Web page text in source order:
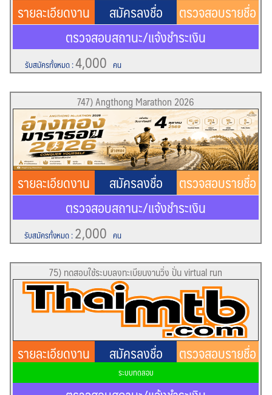
รายละเอียดงาน สมัครลงชื่อ
ตรวจสอบรายชื่อ
ตรวจสอบสถานะ/แจ้งชำระเงิน
รับสมัครทั้งหมด:4,000 คน
747) Angthong Marathon 2026
รายละเอียดงาน สมัครลงชื่อ
ตรวจสอบรายชื่อ
ตรวจสอบสถานะ/แจ้งชำระเงิน
รับสมัครทั้งหมด:2,000 คน
75) ทดสอบใช้ระบบลงทะเบียนงานวิ่ง ปั่น virtual run
รายละเอียดงาน สมัครลงชื่อ ตรวจสอบรายชื่อ
ระบบทดสอบ